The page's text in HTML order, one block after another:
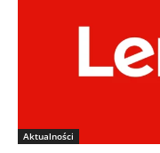
Aktualności